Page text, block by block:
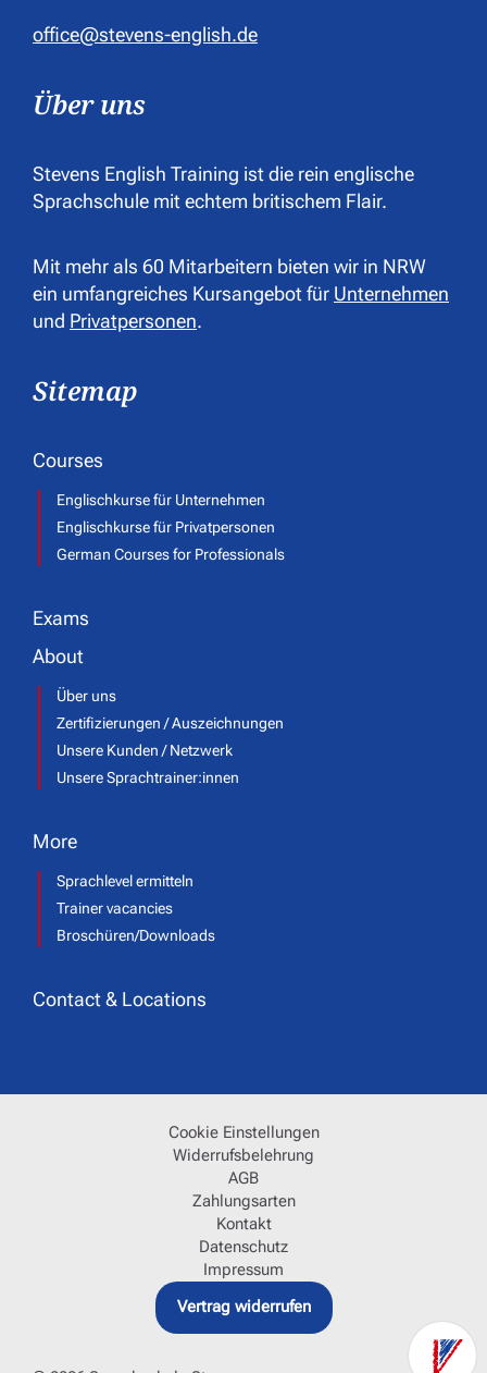
office@stevens-english.de
Über uns
Stevens English Training ist die rein englische
Sprachschule mit echtem britischem Flair.
Mit mehr als 60 Mitarbeitern bieten wir in NRW
ein umfangreiches Kursangebot für Unternehmen
und Privatpersonen.
Sitemap
Courses
Englischkurse für Unternehmen
Englischkurse für Privatpersonen
German Courses for Professionals
Exams
About
Über uns
Zertifizierungen / Auszeichnungen
Unsere Kunden / Netzwerk
Unsere Sprachtrainer:innen
More
Sprachlevel ermitteln
Trainer vacancies
Broschüren/Downloads
Contact & Locations
Cookie Einstellungen
Widerrufsbelehrung
AGB
Zahlungsarten
Kontakt
Datenschutz
Impressum
Vertrag widerrufen